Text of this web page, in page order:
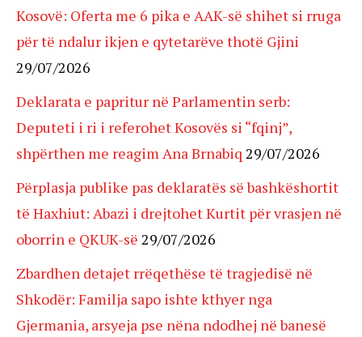
Kosovë: Oferta me 6 pika e AAK-së shihet si rruga
për të ndalur ikjen e qytetarëve thotë Gjini
29/07/2026
Deklarata e papritur në Parlamentin serb:
Deputeti i ri i referohet Kosovës si “fqinj”,
shpërthen me reagim Ana Brnabiq 29/07/2026
Përplasja publike pas deklaratës së bashkëshortit
të Haxhiut: Abazi i drejtohet Kurtit për vrasjen në
oborrin e QKUK-së 29/07/2026
Zbardhen detajet rrëqethëse të tragjedisë në
Shkodër: Familja sapo ishte kthyer nga
Gjermania, arsyeja pse nëna ndodhej në banesë